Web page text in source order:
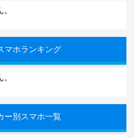
マホランキング
ー別スマホ一覧